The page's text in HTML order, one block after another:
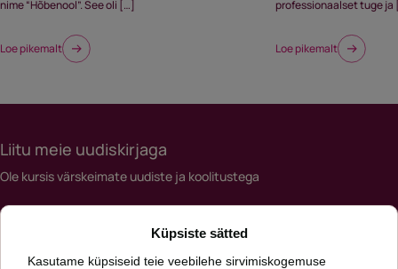
nime “Hõbenool”. See oli […]
Loe pikemalt
professionaalset tuge
Loe pikemalt
Liitu meie uudiskirjaga
Ole kursis värskeimate uudiste ja koolitustega
Küpsiste sätted
Kasutame küpsiseid teie veebilehe sirvimiskogemuse